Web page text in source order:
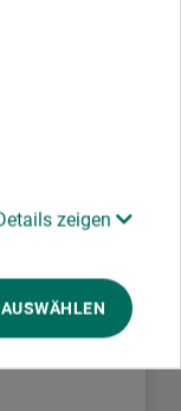
zeigen